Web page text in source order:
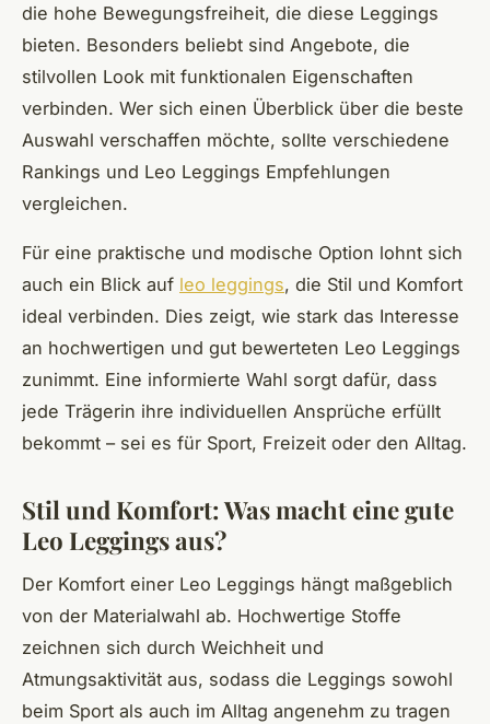
die hohe Bewegungsfreiheit, die diese Leggings
bieten. Besonders beliebt sind Angebote, die
stilvollen Look mit funktionalen Eigenschaften
verbinden. Wer sich einen Überblick über die beste
Auswahl verschaffen möchte, sollte verschiedene
Rankings und Leo Leggings Empfehlungen
vergleichen.
Für eine praktische und modische Option lohnt sich
auch ein Blick auf leo leggings, die Stil und Komfort
ideal verbinden. Dies zeigt, wie stark das Interesse
an hochwertigen und gut bewerteten Leo Leggings
zunimmt. Eine informierte Wahl sorgt dafür, dass
jede Trägerin ihre individuellen Ansprüche erfüllt
bekommt – sei es für Sport, Freizeit oder den Alltag.
Stil und Komfort: Was macht eine gute
Leo Leggings aus?
Der Komfort einer Leo Leggings hängt maßgeblich
von der Materialwahl ab. Hochwertige Stoffe
zeichnen sich durch Weichheit und
Atmungsaktivität aus, sodass die Leggings sowohl
beim Sport als auch im Alltag angenehm zu tragen